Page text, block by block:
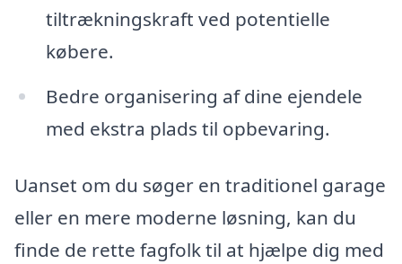
tiltrækningskraft ved potentielle
købere.
Bedre organisering af dine ejendele
med ekstra plads til opbevaring.
Uanset om du søger en traditionel garage
eller en mere moderne løsning, kan du
finde de rette fagfolk til at hjælpe dig med